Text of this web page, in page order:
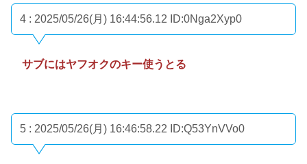
4 : 2025/05/26(月) 16:44:56.12 ID:0Nga2Xyp0
サブにはヤフオクのキー使うとる
5 : 2025/05/26(月) 16:46:58.22 ID:Q53YnVVo0